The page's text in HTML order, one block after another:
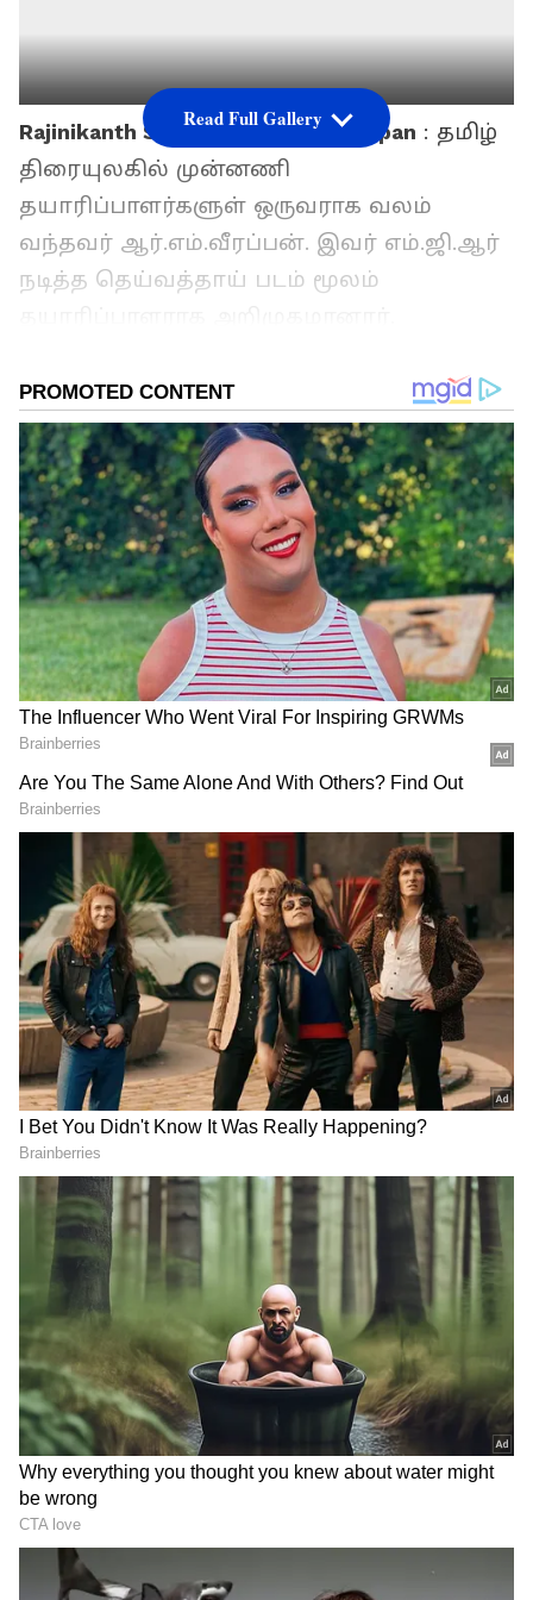
Rajinikanth Says About RM Veerappan : தமிழ்
திரையுலகில் முன்னணி
தயாரிப்பாளர்களுள் ஒருவராக வலம்
வந்தவர் ஆர்.எம்.வீரப்பன். இவர் எம்.ஜி.ஆர்
நடித்த தெய்வத்தாய் படம் மூலம்
காவல்காரன், ரிக்‌ஷாக்காரன், இதயக்கனி
என எம்.ஜி.ஆர் நடித்த பல சூப்பர் டூப்பர்
ஹிட் படங்களை தயாரித்த அவர், பின்னர்
ரஜினிகாந்தை ஹீரோவாக வைத்து மூன்று
முகம், தங்கமகன், ஊர்க்காவலன்,
பணக்காரன், பாட்ஷா என பல்வேறு
பிளாக்பஸ்டர் ஹிட் படங்களை தயாரித்தார்.
ஆர்.எம்.வீரப்பன் நினைவு நாள்
தயாரிப்பாளர் ஆர்.எம்.வீரப்பன் கடந்த
ஆண்டு ஏப்ரல் 9ந் தேதி காலமானார். அவர்
மறைந்து ஓராண்டு ஆகும் நிலையில்,
அவரது நினைவு நாளான இன்று அவரைப்
பற்றி நடிகர் ரஜினிகாந்த் உருக்கமாக பேசி
இருக்கிறார். அதில் ரஜினிகாந்த்
கூறியதாவது : என் மீது அன்பு
காட்டியவர்கள் 3, 4 பேர். அவர்களில்
பாலச்சந்தர், சோ, பஞ்சு அருணாச்சலம்,
ஆர்.எம்.வீரப்பன் ஆகியோரும் அடங்குவர்.
இவர்களெல்லாம் தற்போது நம்மிடம்
இல்லை என நினைக்கும் போது கஷ்டமா
பண்றேன்.
ஏசியாநெட் தமிழ்-ஐ உங்கள் முதன்மைத்
தேர்வாக்குங்கள்
Read Full Gallery